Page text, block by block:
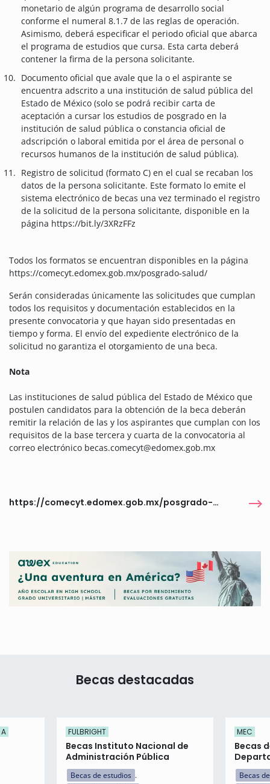
monetario de algún programa de desarrollo social
conforme el numeral 8.1.7 de las reglas de operación.
Asimismo, deberá especificar el periodo oficial que abarca
el programa de estudios que cursa. Esta carta deberá
contener la firma de la persona solicitante.
Documento oficial que avale que la o el aspirante se
encuentra adscrito a una institución de salud pública del
Estado de México (solo se podrá recibir carta de
aceptación a cursar los estudios de posgrado en la
institución de salud pública o constancia oficial de
adscripción o laboral emitida por el área de personal o
recursos humanos de la institución de salud pública).
Registro de solicitud (formato C) en el cual se recaban los
datos de la persona solicitante. Este formato lo emite el
sistema electrónico de becas una vez terminado el registro
de la solicitud de la persona solicitante, disponible en la
página https://bit.ly/3XRzFFz
Todos los formatos se encuentran disponibles en la página
https://comecyt.edomex.gob.mx/posgrado-salud/
Serán consideradas únicamente las solicitudes que cumplan
todos los requisitos y documentación establecidos en la
presente convocatoria y que hayan sido presentadas en
tiempo y forma. El envío del expediente electrónico de la
solicitud no garantiza el otorgamiento de una beca.
Nota
Las instituciones de salud pública del Estado de México que
postulen candidatos para la obtención de la beca deberán
remitir la relación de las y los aspirantes que cumplan con los
requisitos de la base tercera y cuarta de la convocatoria al
correo electrónico becas.comecyt@edomex.gob.mx
https://comecyt.edomex.gob.mx/posgrado-salud
Becas destacadas
FULBRIGHT
Becas Instituto Nacional de
Administración Pública
Becas de estudios
MEC
Becas
Becas